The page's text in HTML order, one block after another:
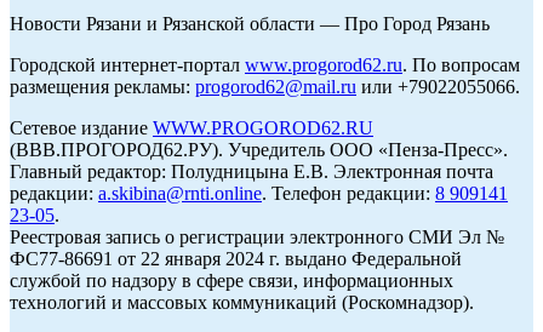
Новости Рязани и Рязанской области — Про Город Рязань
Городской интернет-портал www.progorod62.ru. По вопросам
размещения рекламы: progorod62@mail.ru или +79022055066.
Сетевое издание WWW.PROGOROD62.RU
(ВВВ.ПРОГОРОД62.РУ). Учредитель ООО «Пенза-Пресс».
Главный редактор: Полудницына Е.В. Электронная почта
редакции: a.skibina@rnti.online. Телефон редакции: 8 909141
23-05.
Реестровая запись о регистрации электронного СМИ Эл №
ФС77-86691 от 22 января 2024 г. выдано Федеральной
службой по надзору в сфере связи, информационных
технологий и массовых коммуникаций (Роскомнадзор).